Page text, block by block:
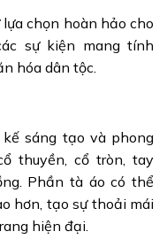
lựa chọn hoàn hảo cho
sự kiện mang tính
hóa dân tộc.
sáng tạo và phong
thuyền, cổ tròn, tay
Phần tà áo có thể
hơn, tạo sự thoải mái
hiện đại.